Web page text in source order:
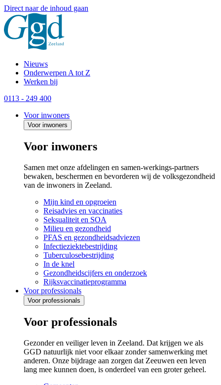
Direct naar de inhoud gaan
Nieuws
Onderwerpen A tot Z
Werken bij
0113 - 249 400
Voor inwoners
Voor inwoners
Voor inwoners
Samen met onze afdelingen en samen-werkings-partners
bewaken, beschermen en bevorderen wij de volksgezondheid
van de inwoners in Zeeland.
Mijn kind en opgroeien
Reisadvies en vaccinaties
Seksualiteit en SOA
Milieu en gezondheid
PFAS en gezondheidsadviezen
Infectieziektebestrijding
Tuberculosebestrijding
In de knel
Gezondheidscijfers en onderzoek
Rijksvaccinatieprogramma
Voor professionals
Voor professionals
Voor professionals
Gezonder en veiliger leven in Zeeland. Dat krijgen we als
GGD natuurlijk niet voor elkaar zonder samenwerking met
anderen. Onze bijdrage aan zorgen dat Zeeuwen een leven
lang mee kunnen doen, is onderdeel van een groter geheel.